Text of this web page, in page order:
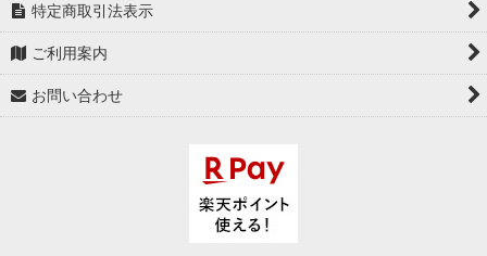
特定商取引法表示
ご利用案内
お問い合わせ